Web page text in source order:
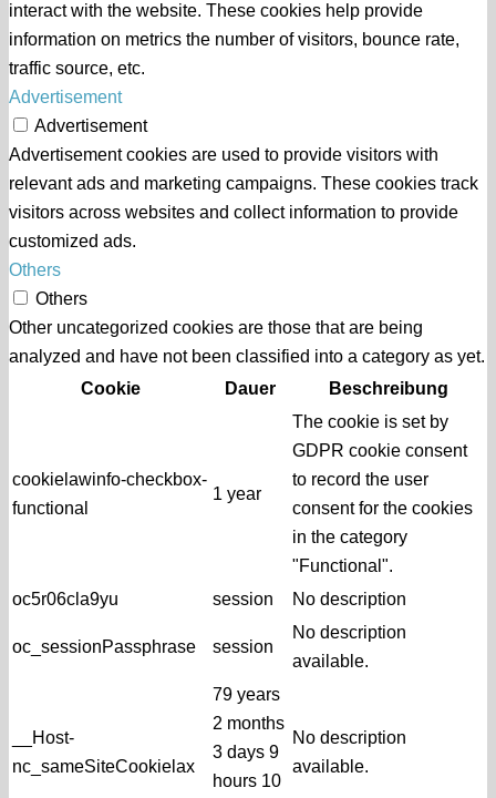
interact with the website. These cookies help provide
information on metrics the number of visitors, bounce rate,
traffic source, etc.
Advertisement
Advertisement
Advertisement cookies are used to provide visitors with
relevant ads and marketing campaigns. These cookies track
visitors across websites and collect information to provide
customized ads.
Others
Others
Other uncategorized cookies are those that are being
analyzed and have not been classified into a category as yet.
Cookie
Dauer Beschreibung
cookielawinfo-checkbox-
functional
1 year
The cookie is set by
GDPR cookie consent
to record the user
consent for the cookies
in the category
"Functional".
oc5r06cla9yu
session No description
oc_sessionPassphrase session
No description
available.
__Host-
nc_sameSiteCookielax
79 years
2 months
3 days 9
hours 10
No description
available.